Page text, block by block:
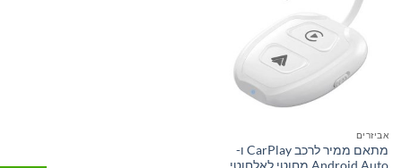
אביזרים
מתאם ממיר לרכב CarPlay ו-
Android Auto מחוטי לאלחוטי